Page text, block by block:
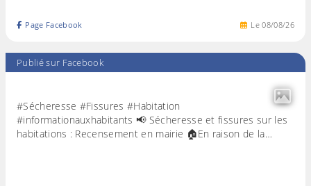
Le08/08/26
Page Facebook
Publié sur Facebook
#Sécheresse #Fissures #Habitation
#informationauxhabitants 📢 Sécheresse et fissures sur les
habitations : Recensement en mairie 🏠En raison de la…